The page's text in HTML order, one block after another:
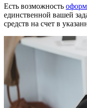
Есть возможность
единственной вашей
средств на счет в